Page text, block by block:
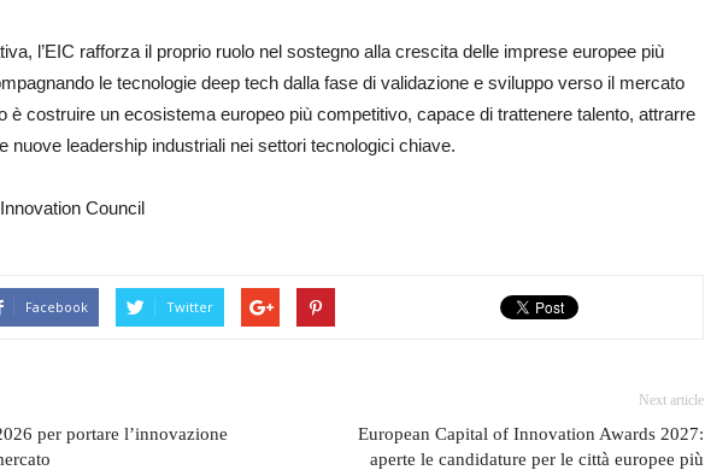
l’EIC rafforza il proprio ruolo nel sostegno alla crescita delle imprese europee più
le tecnologie deep tech dalla fase di validazione e sviluppo verso il mercato
è costruire un ecosistema europeo più competitivo, capace di trattenere talento, attrarre
nuove leadership industriali nei settori tecnologici chiave.
Council
Facebook Twitter
per portare l’innovazione
Next article
European Capital of Innovation Awards 2027:
aperte le candidature per le città europee più